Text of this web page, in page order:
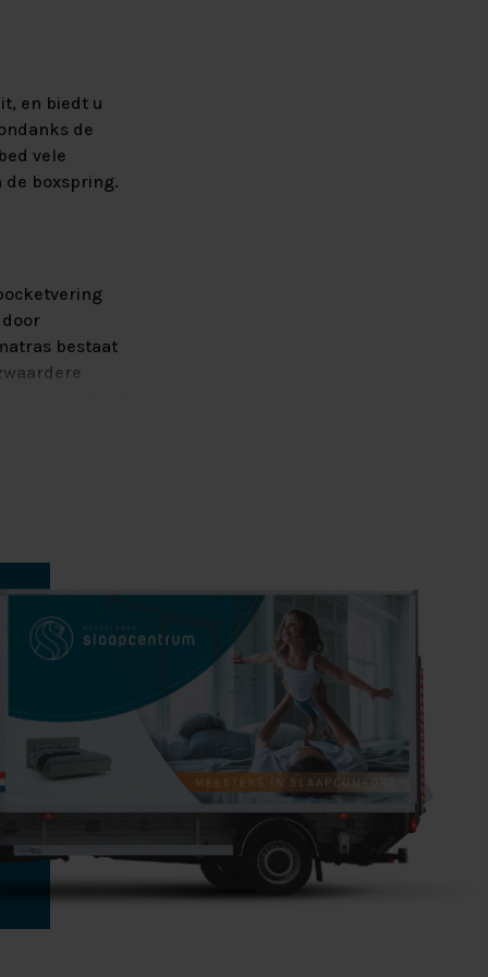
en biedt u
de
vele
boxspring.
bestaat
ventileren.
in uw
dikte van
hoes van
u een
en minder
een goede
uw